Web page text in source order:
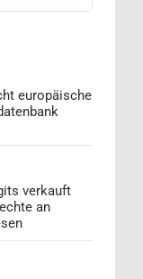
europäische
verkauft
an